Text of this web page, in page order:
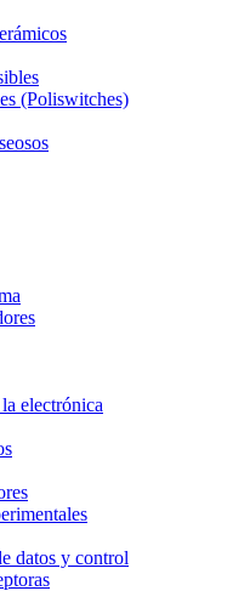
(Poliswitches)
electrónica
datos y control